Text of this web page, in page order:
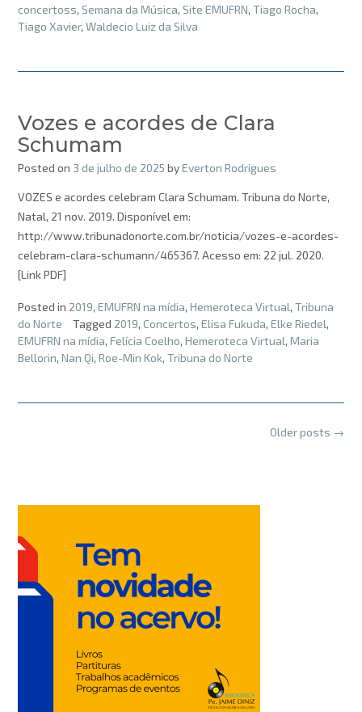
concertoss, Semana da Música, Site EMUFRN, Tiago Rocha,
Tiago Xavier, Waldecio Luiz da Silva
Vozes e acordes de Clara
Schumam
Posted on 3 de julho de 2025 byEverton Rodrigues
VOZES e acordes celebram Clara Schumam. Tribuna do Norte,
Natal, 21 nov. 2019. Disponível em:
http://www.tribunadonorte.com.br/noticia/vozes-e-acordes-
celebram-clara-schumann/465367. Acesso em: 22 jul. 2020.
[Link PDF]
Posted in 2019, EMUFRN na mídia, Hemeroteca Virtual, Tribuna
do Norte
Tagged 2019, Concertos, Elisa Fukuda, Elke Riedel,
EMUFRN na mídia, Felícia Coelho, Hemeroteca Virtual, Maria
Bellorin, Nan Qi, Roe-Min Kok, Tribuna do Norte
Older posts →